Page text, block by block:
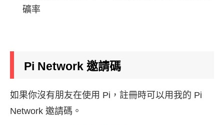
礦率
Pi Network 邀請碼
如果你沒有朋友在使用 Pi，註冊時可以用我的 Pi
Network 邀請碼。